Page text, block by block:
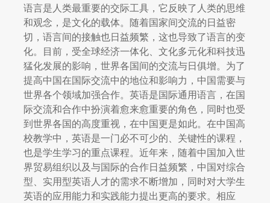
语言是人类最重要的交际工具，它反映了人类的思维
和观念，是文化的载体。随着国家间交流的日益密
切，语言间的接触也日益频繁，这也导致了语言的变
化。目前，受全球经济一体化、文化多元化和科技迅
猛化发展的影响，世界各国间的交流与日俱增。为了
提高中国在国际交流中的地位和影响力，中国需要与
世界各个领域加强合作。英语是国际通用语言，在国
际交流和合作中扮演着愈来愈重要的角色，同时也受
到世界各国的高度重视，在中国更是如此。在中国高
校教学中，英语是一门必不可少的、关键性的课程，
也是学生学习的重点课程。近年来，随着中国加入世
界贸易组织以及与国际的合作日益频繁，中国对综合
型、实用型英语人才的需求不断增加，同时对大学生
英语的应用能力和实践能力提出更高的要求。相应